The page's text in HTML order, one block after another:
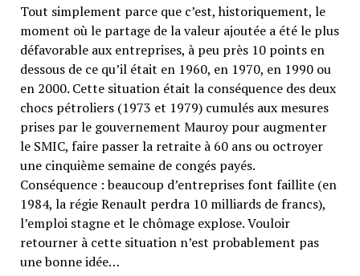
Tout simplement parce que c’est, historiquement, le
moment où le partage de la valeur ajoutée a été le plus
défavorable aux entreprises, à peu près 10 points en
dessous de ce qu’il était en 1960, en 1970, en 1990 ou
en 2000. Cette situation était la conséquence des deux
chocs pétroliers (1973 et 1979) cumulés aux mesures
prises par le gouvernement Mauroy pour augmenter
le SMIC, faire passer la retraite à 60 ans ou octroyer
une cinquième semaine de congés payés.
Conséquence : beaucoup d’entreprises font faillite (en
1984, la régie Renault perdra 10 milliards de francs),
l’emploi stagne et le chômage explose. Vouloir
retourner à cette situation n’est probablement pas
une bonne idée…